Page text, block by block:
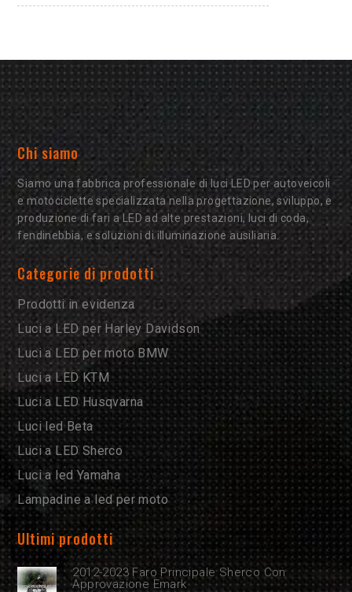
Chi siamo
Siamo una fabbrica professionale di luci LED per autoveicoli
e motociclette specializzata nella progettazione, sviluppo, e
produzione di fari a LED ad alte prestazioni, luci di coda,
fendinebbia, e soluzioni di illuminazione ausiliaria.
Categorie di prodotti
Prodotti in evidenza
Luci a LED per Harley Davidson
Luci a LED per moto BMW
Luci a LED KTM
Luci a LED Husqvarna
Luci led Beta
Luci a LED Sherco
Luci a led Yamaha
Lampadine a led per moto
Ultimi prodotti
2012-2023 Faro Principale Sherco Con
Approvazione Emark